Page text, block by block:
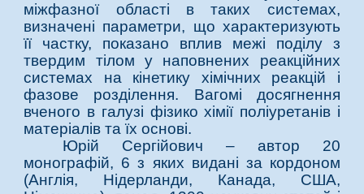
міжфазної області в таких системах,
визначені параметри, що характеризують
її частку, показано вплив межі поділу з
твердим тілом у наповнених реакційних
системах на кінетику хімічних реакцій і
фазове розділення. Вагомі досягнення
вченого в галузі фізико хімії поліуретанів і
матеріалів та їх основі.
Юрій Сергійович – автор 20
монографій, 6 з яких видані за кордоном
(Англія, Нідерланди, Канада, США,